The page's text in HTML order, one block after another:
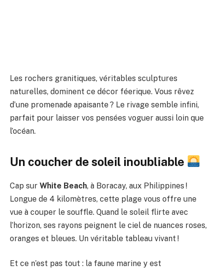
Les rochers granitiques, véritables sculptures
naturelles, dominent ce décor féerique. Vous rêvez
d’une promenade apaisante ? Le rivage semble infini,
parfait pour laisser vos pensées voguer aussi loin que
l’océan.
Un coucher de soleil inoubliable
Cap sur White Beach, à Boracay, aux Philippines !
Longue de 4 kilomètres, cette plage vous offre une
vue à couper le souffle. Quand le soleil flirte avec
l’horizon, ses rayons peignent le ciel de nuances roses,
oranges et bleues. Un véritable tableau vivant !
Et ce n’est pas tout : la faune marine y est